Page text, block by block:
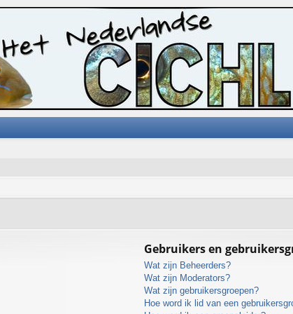
Gebruikers en
Wat zijn Beheerders?
Wat zijn Moderators?
Wat zijn gebruikersgroepen?
Hoe word ik lid van een